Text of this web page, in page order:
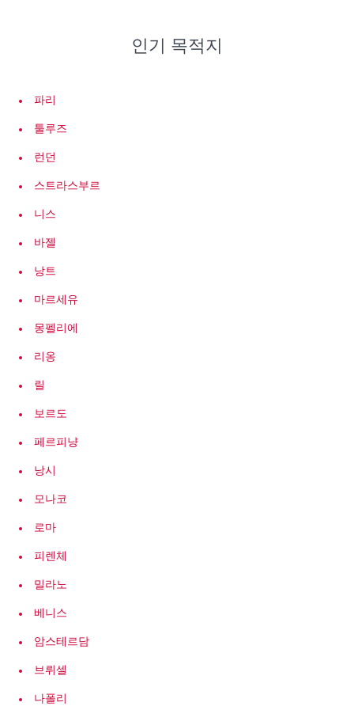
인기 목적지
파리
툴루즈
런던
스트라스부르
니스
바젤
낭트
마르세유
몽펠리에
리옹
릴
보르도
페르피냥
낭시
모나코
로마
피렌체
밀라노
베니스
암스테르담
브뤼셀
나폴리